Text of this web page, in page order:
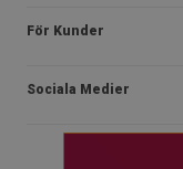
Reklamationer
Kampanjregler
För Kunder
Om oss
Sociala Medier